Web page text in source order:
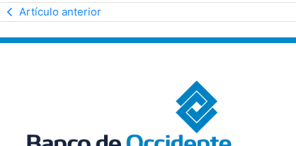
Artículo anterior